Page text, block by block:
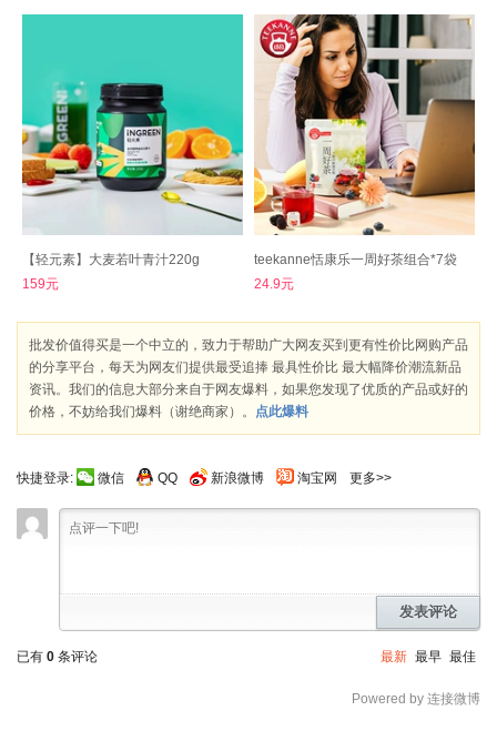
【轻元素】大麦若叶青汁220g
159元
teekanne恬康乐一周好茶组合*7袋
24.9元
批发价值得买是一个中立的，致力于帮助广大网友买到更有性价比网购产品
的分享平台，每天为网友们提供最受追捧 最具性价比 最大幅降价潮流新品
资讯。我们的信息大部分来自于网友爆料，如果您发现了优质的产品或好的
价格，不妨给我们爆料（谢绝商家）。 点此爆料
快捷登录: 微信 QQ 新浪微博 淘宝网 更多>>
发表评论
已有 0 条评论 最新 最早 最佳
Powered by 连接微博